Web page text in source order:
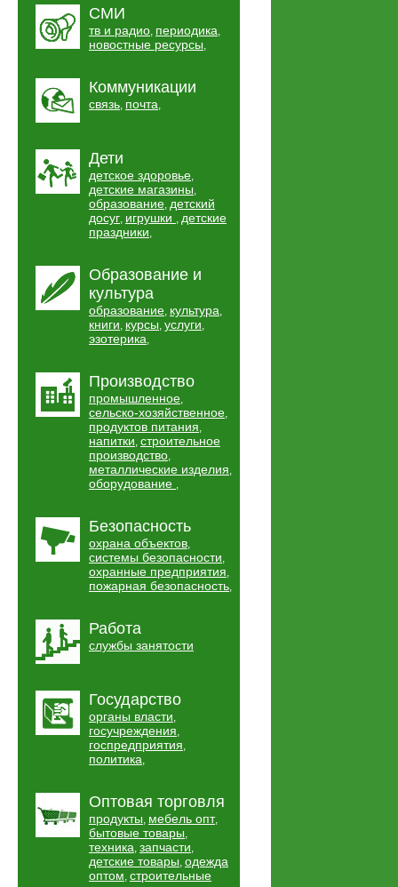
СМИ
тв и радио, периодика,
новостные ресурсы,
Коммуникации
связь, почта,
Дети
детское здоровье,
детские магазины,
образование, детский
досуг, игрушки , детские
праздники,
Образование и
культура
образование, культура,
книги, курсы, услуги,
эзотерика,
Производство
промышленное,
сельско-хозяйственное,
продуктов питания,
напитки, строительное
производство,
металлические изделия,
оборудование ,
Безопасность
охрана объектов,
системы безопасности,
охранные предприятия,
пожарная безопасность,
Работа
службы занятости
Государство
органы власти,
госучреждения,
госпредприятия,
политика,
Оптовая торговля
продукты, мебель опт,
бытовые товары,
техника, запчасти,
детские товары, одежда
оптом, строительные